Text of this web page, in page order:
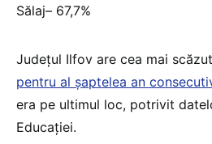
Sălaj– 67,7%
Județul Ilfov are cea mai
pentru al șaptelea an
era pe ultimul loc, potrivit
Educației.